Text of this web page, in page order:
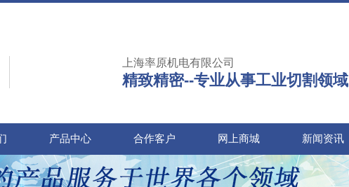
上海率原机电有限公司
精致精密--专业从事工业切割领域
产品中心 合作客户 网上商城 新闻资讯